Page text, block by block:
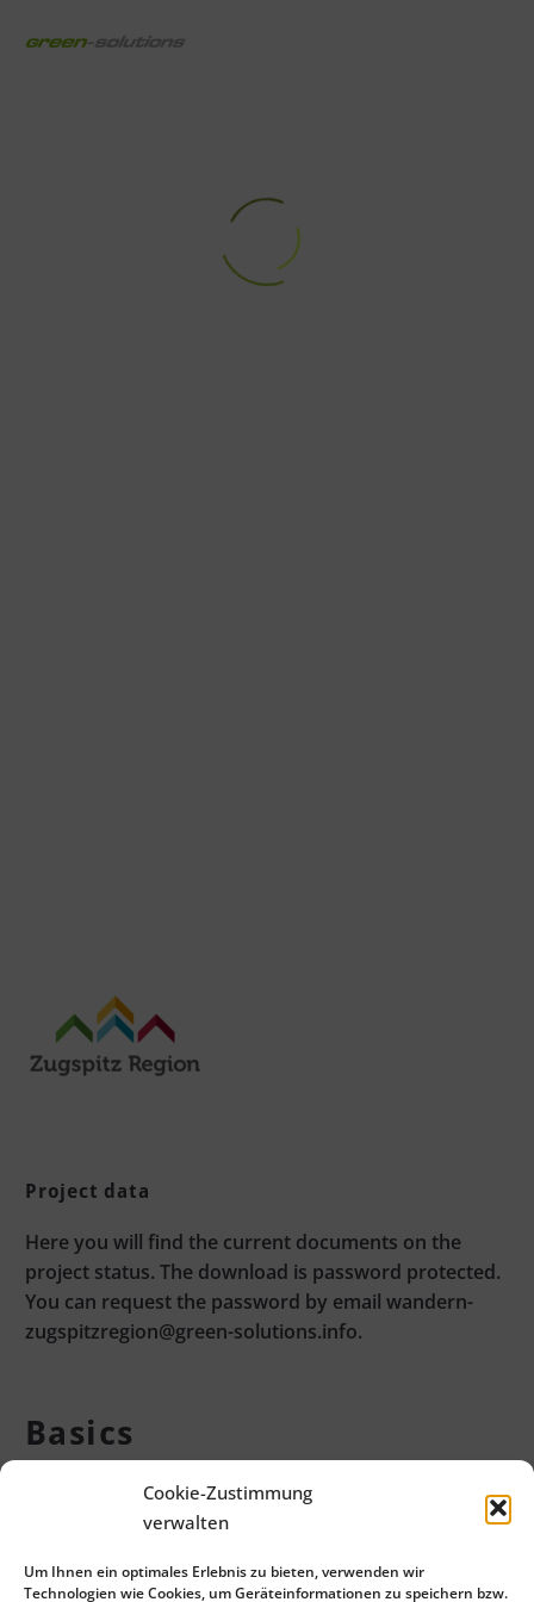
Cookie-Zustimmung
verwalten
Um Ihnen ein optimales Erlebnis zu bieten, verwenden wir
Technologien wie Cookies, um Geräteinformationen zu speichern bzw.
Project data
Here you will find the current documents on the
project status. The download is password protected.
You can request the password by email wandern-
zugspitzregion@green-solutions.info.
Basics
research.